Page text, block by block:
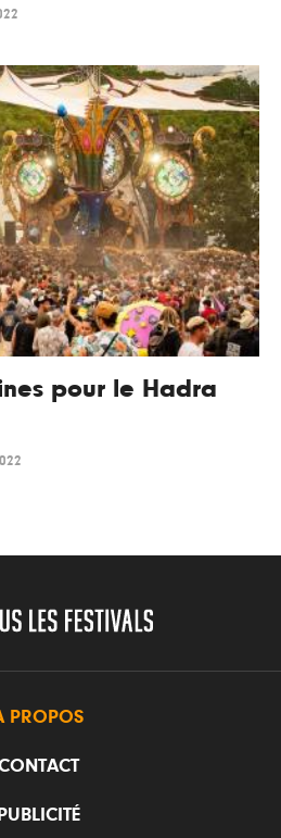
pour le Hadra
PROPOS
PUBLICITÉ